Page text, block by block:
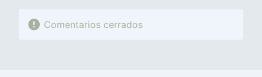
Comentarios cerrados